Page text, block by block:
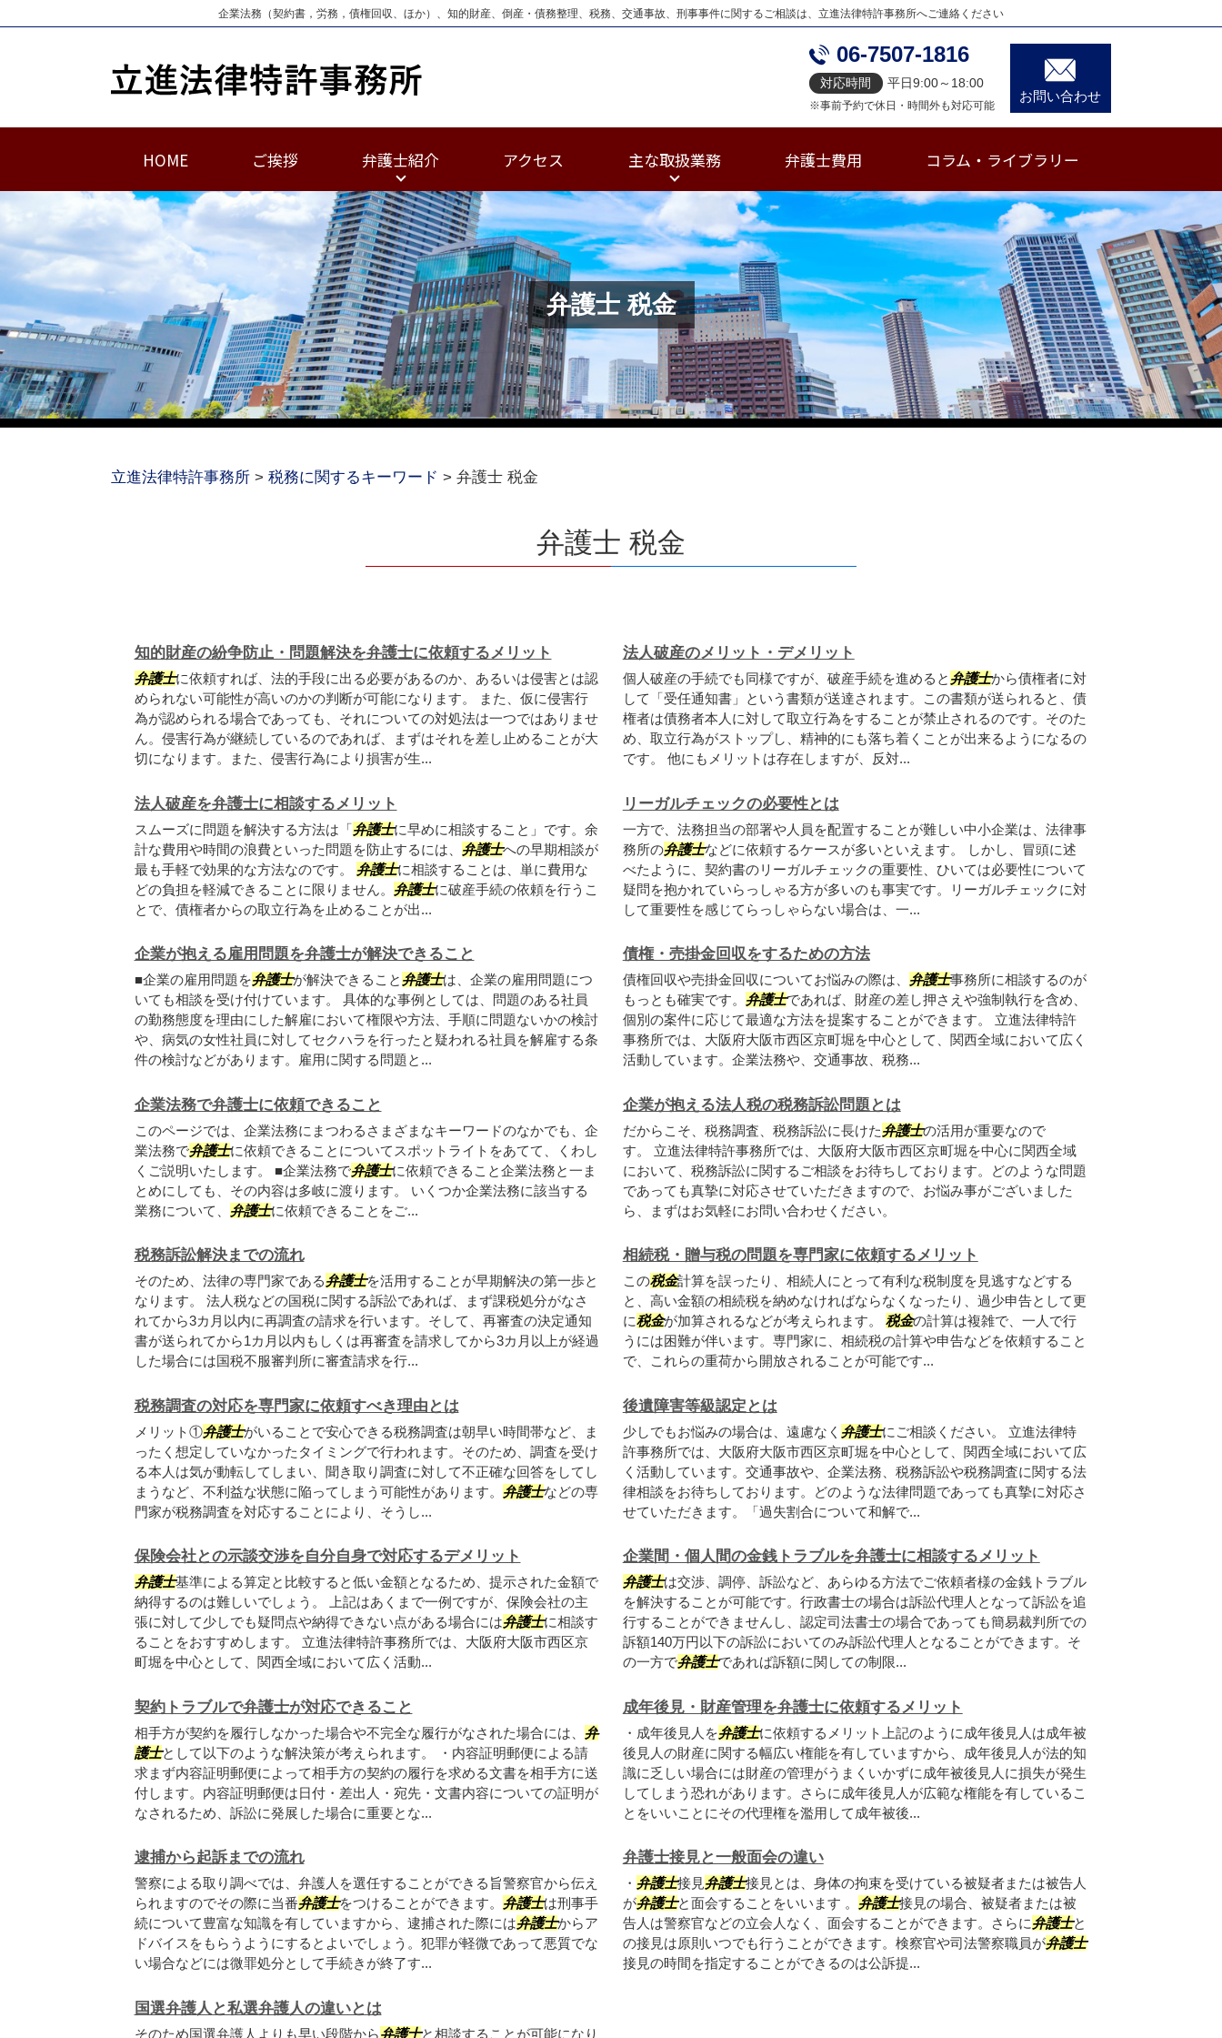
弁護士 税金
企業法務（契約書，労務，債権回収、ほか）、知的財産、倒産・債務整理、税務、交通事故、刑事事件に関するご相談は、立進法律特許事務所へご連絡ください
06-7507-1816
対応時間 平日9:00～18:00
※事前予約で休日・時間外も対応可能
お問い合わせ
HOME ご挨拶 弁護士紹介 アクセス 主な取扱業務 弁護士費用 コラム・ライブラリー
立進法律特許事務所 > 税務に関するキーワード > 弁護士 税金
弁護士 税金
知的財産の紛争防止・問題解決を弁護士に依頼するメリット
弁護士に依頼すれば、法的手段に出る必要があるのか、あるいは侵害とは認
められない可能性が高いのかの判断が可能になります。 また、仮に侵害行
為が認められる場合であっても、それについての対処法は一つではありませ
ん。侵害行為が継続しているのであれば、まずはそれを差し止めることが大
切になります。また、侵害行為により損害が生...
法人破産のメリット・デメリット
個人破産の手続でも同様ですが、破産手続を進めると 弁護士から債権者に対
して「受任通知書」という書類が送達されます。この書類が送られると、債
権者は債務者本人に対して取立行為をすることが禁止されるのです。そのた
め、取立行為がストップし、精神的にも落ち着くことが出来るようになるの
です。 他にもメリットは存在しますが、反対...
法人破産を弁護士に相談するメリット
スムーズに問題を解決する方法は「弁護士に早めに相談すること」です。余
計な費用や時間の浪費といった問題を防止するには、 弁護士への早期相談が
最も手軽で効果的な方法なのです。 弁護士に相談することは、単に費用な
どの負担を軽減できることに限りません。 弁護士に破産手続の依頼を行うこ
とで、債権者からの取立行為を止めることが出...
リーガルチェックの必要性とは
一方で、法務担当の部署や人員を配置することが難しい中小企業は、法律事
務所の弁護士などに依頼するケースが多いといえます。 しかし、冒頭に述
べたように、契約書のリーガルチェックの重要性、ひいては必要性について
疑問を抱かれていらっしゃる方が多いのも事実です。リーガルチェックに対
して重要性を感じてらっしゃらない場合は、一...
企業が抱える雇用問題を弁護士が解決できること
■企業の雇用問題を弁護士が解決できること 弁護士は、企業の雇用問題につ
いても相談を受け付けています。 具体的な事例としては、問題のある社員
の勤務態度を理由にした解雇において権限や方法、手順に問題ないかの検討
や、病気の女性社員に対してセクハラを行ったと疑われる社員を解雇する条
件の検討などがあります。雇用に関する問題と...
債権・売掛金回収をするための方法
債権回収や売掛金回収についてお悩みの際は、 弁護士事務所に相談するのが
もっとも確実です。 弁護士であれば、財産の差し押さえや強制執行を含め、
個別の案件に応じて最適な方法を提案することができます。 立進法律特許
事務所では、大阪府大阪市西区京町堀を中心として、関西全域において広く
活動しています。企業法務や、交通事故、税務...
企業法務で弁護士に依頼できること
このページでは、企業法務にまつわるさまざまなキーワードのなかでも、企
業法務で弁護士に依頼できることについてスポットライトをあてて、くわし
くご説明いたします。 ■企業法務で弁護士に依頼できること企業法務と一ま
とめにしても、その内容は多岐に渡ります。 いくつか企業法務に該当する
業務について、 弁護士に依頼できることをご...
企業が抱える法人税の税務訴訟問題とは
だからこそ、税務調査、税務訴訟に長けた弁護士の活用が重要なので
す。 立進法律特許事務所では、大阪府大阪市西区京町堀を中心に関西全域
において、税務訴訟に関するご相談をお待ちしております。どのような問題
であっても真摯に対応させていただきますので、お悩み事がございました
ら、まずはお気軽にお問い合わせください。
税務訴訟解決までの流れ
そのため、法律の専門家である弁護士を活用することが早期解決の第一歩と
なります。 法人税などの国税に関する訴訟であれば、まず課税処分がなさ
れてから3カ月以内に再調査の請求を行います。そして、再審査の決定通知
書が送られてから1カ月以内もしくは再審査を請求してから3カ月以上が経過
した場合には国税不服審判所に審査請求を行...
相続税・贈与税の問題を専門家に依頼するメリット
この税金計算を誤ったり、相続人にとって有利な税制度を見逃すなどする
と、高い金額の相続税を納めなければならなくなったり、過少申告として更
に税金が加算されるなどが考えられます。 税金の計算は複雑で、一人で行
うには困難が伴います。専門家に、相続税の計算や申告などを依頼すること
で、これらの重荷から開放されることが可能です...
税務調査の対応を専門家に依頼すべき理由とは
メリット①弁護士がいることで安心できる税務調査は朝早い時間帯など、ま
ったく想定していなかったタイミングで行われます。そのため、調査を受け
る本人は気が動転してしまい、聞き取り調査に対して不正確な回答をしてし
まうなど、不利益な状態に陥ってしまう可能性があります。 弁護士などの専
門家が税務調査を対応することにより、そうし...
後遺障害等級認定とは
少しでもお悩みの場合は、遠慮なく 弁護士にご相談ください。 立進法律特
許事務所では、大阪府大阪市西区京町堀を中心として、関西全域において広
く活動しています。交通事故や、企業法務、税務訴訟や税務調査に関する法
律相談をお待ちしております。どのような法律問題であっても真摯に対応さ
せていただきます。「過失割合について和解で...
保険会社との示談交渉を自分自身で対応するデメリット
弁護士基準による算定と比較すると低い金額となるため、提示された金額で
納得するのは難しいでしょう。 上記はあくまで一例ですが、保険会社の主
張に対して少しでも疑問点や納得できない点がある場合には弁護士に相談す
ることをおすすめします。 立進法律特許事務所では、大阪府大阪市西区京
町堀を中心として、関西全域において広く活動...
企業間・個人間の金銭トラブルを弁護士に相談するメリット
弁護士は交渉、調停、訴訟など、あらゆる方法でご依頼者様の金銭トラブル
を解決することが可能です。行政書士の場合は訴訟代理人となって訴訟を追
行することができませんし、認定司法書士の場合であっても簡易裁判所での
訴額140万円以下の訴訟においてのみ訴訟代理人となることができます。そ
の一方で弁護士であれば訴額に関しての制限...
契約トラブルで弁護士が対応できること
相手方が契約を履行しなかった場合や不完全な履行がなされた場合には、 弁
護士として以下のような解決策が考えられます。 ・内容証明郵便による請
求まず内容証明郵便によって相手方の契約の履行を求める文書を相手方に送
付します。内容証明郵便は日付・差出人・宛先・文書内容についての証明が
なされるため、訴訟に発展した場合に重要とな...
成年後見・財産管理を弁護士に依頼するメリット
・成年後見人を弁護士に依頼するメリット上記のように成年後見人は成年被
後見人の財産に関する幅広い権能を有していますから、成年後見人が法的知
識に乏しい場合には財産の管理がうまくいかずに成年被後見人に損失が発生
してしまう恐れがあります。さらに成年後見人が広範な権能を有しているこ
とをいいことにその代理権を濫用して成年被後...
逮捕から起訴までの流れ
警察による取り調べでは、弁護人を選任することができる旨警察官から伝え
られますのでその際に当番弁護士をつけることができます。 弁護士は刑事手
続について豊富な知識を有していますから、逮捕された際には弁護士からア
ドバイスをもらうようにするとよいでしょう。犯罪が軽微であって悪質でな
い場合などには微罪処分として手続きが終了す...
弁護士接見と一般面会の違い
・ 弁護士接見弁護士接見とは、身体の拘束を受けている被疑者または被告人
が弁護士と面会することをいいます 。 弁護士接見の場合、被疑者または被
告人は警察官などの立会人なく、面会することができます。さらに弁護士と
の接見は原則いつでも行うことができます。検察官や司法警察職員が弁護士
接見の時間を指定することができるのは公訴提...
国選弁護人と私選弁護人の違いとは
そのため国選弁護人よりも早い段階から弁護士と相談することが可能になり